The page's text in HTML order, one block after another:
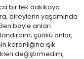
bir tek dakikaya
bireylerin yaşamında
böyle anları
çünkü onlar,
karanlığına ışık
değiştirmedim,